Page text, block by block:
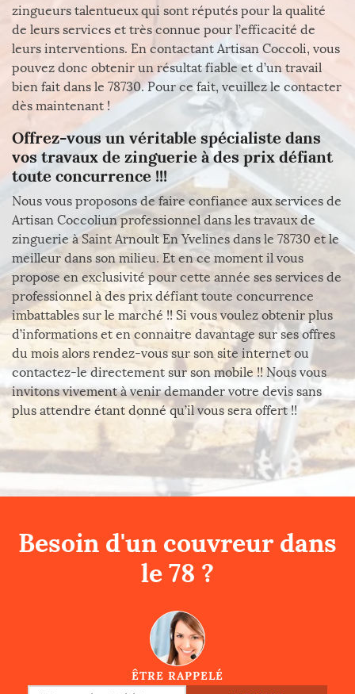
zingueurs talentueux qui sont réputés pour la qualité
de leurs services et très connue pour l’efficacité de
leurs interventions. En contactant Artisan Coccoli, vous
pouvez donc obtenir un résultat fiable et d’un travail
bien fait dans le 78730. Pour ce fait, veuillez le contacter
dès maintenant !
Offrez-vous un véritable spécialiste dans
vos travaux de zinguerie à des prix défiant
toute concurrence !!!
Nous vous proposons de faire confiance aux services de
Artisan Coccoliun professionnel dans les travaux de
zinguerie à Saint Arnoult En Yvelines dans le 78730 et le
meilleur dans son milieu. Et en ce moment il vous
propose en exclusivité pour cette année ses services de
professionnel à des prix défiant toute concurrence
imbattables sur le marché !! Si vous voulez obtenir plus
d’informations et en connaitre davantage sur ses offres
du mois alors rendez-vous sur son site internet ou
contactez-le directement sur son mobile !! Nous vous
invitons vivement à venir demander votre devis sans
plus attendre étant donné qu’il vous sera offert !!
Besoin d'un couvreur dans
le 78 ?
ÊTRE RAPPELÉ